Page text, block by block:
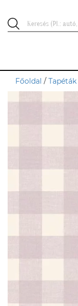
Főoldal / Tapéták